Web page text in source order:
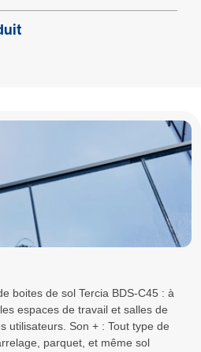
boites de sol Tercia BDS-C45 : à
espaces de travail et salles de
utilisateurs. Son + : Tout type de
parquet, et même sol